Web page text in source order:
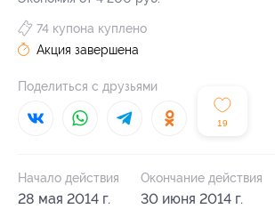
19
74 купона куплено
Акция завершена
Поделиться с друзьями
Начало действия
28 мая 2014 г.
Окончание действия
30 июня 2014 г.